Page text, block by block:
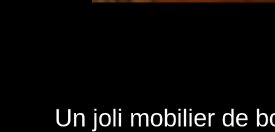
Un joli mobilier de